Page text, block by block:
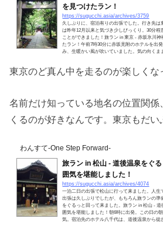
を見つけたラン！
https://sugucchi.asia/archives/3759
久しぶりに、宿泊有りの出張でした。行き先
は昨年12月以来と気づき少しびっくり。30分
ことができました！旅ラン in 東京 - 赤坂氷川
たラン！午前7時30分に赤坂見附のホテルを出
み、生暖かい風が吹いていました。気の向くま
東京のど真ん中を走るのが楽しくな
名前だけ知っている地名の位置関係
くるのが好きなんです。東京もだい
わんすて-One Step Forward-
旅ラン in 松山 - 道後温泉をぐ
囲気を堪能しました！
https://sugucchi.asia/archives/4074
一泊二日の出張で松山に行って来ました。人生
出張は久しぶりでしたが、もちろん旅ランの
をぐるっと回って来ました。旅ラン in 松山 -
囲気を堪能しました！朝6時に出発。この日の
気。宿泊先のホテル八千代は、道後温泉から徒